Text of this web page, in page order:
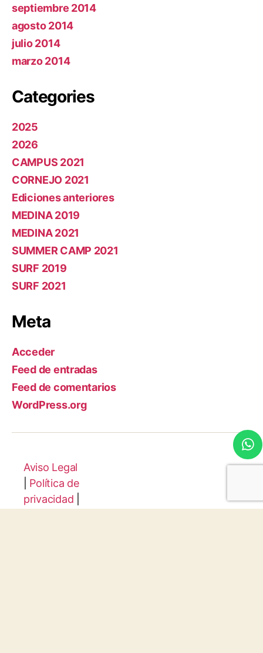
septiembre 2014
agosto 2014
julio 2014
marzo 2014
Categories
2025
2026
CAMPUS 2021
CORNEJO 2021
Ediciones anteriores
MEDINA 2019
MEDINA 2021
SUMMER CAMP 2021
SURF 2019
SURF 2021
Meta
Acceder
Feed de entradas
Feed de comentarios
WordPress.org
Aviso Legal
Política de
privacidad